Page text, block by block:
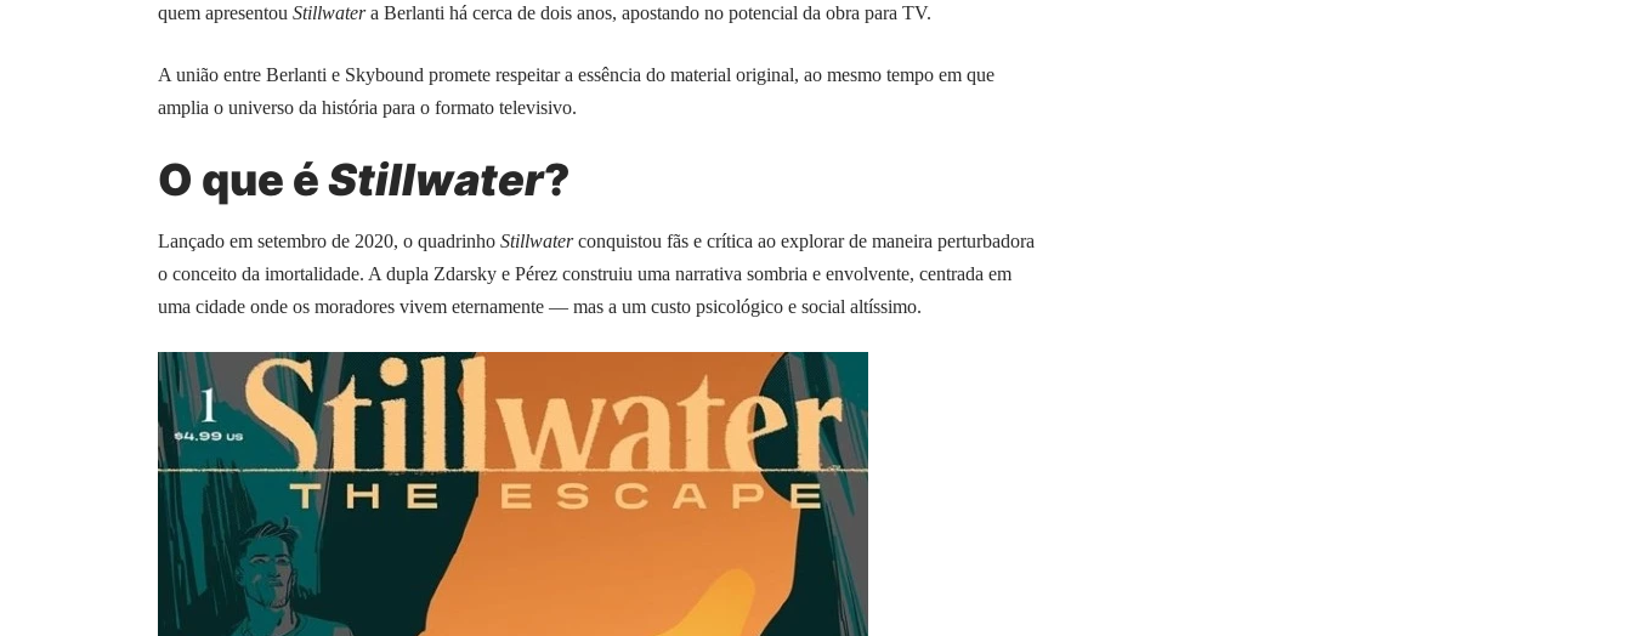
quem apresentou Stillwatera Berlanti há cerca de dois anos, apostando no potencial da obra para TV.
A união entre Berlanti e Skybound promete respeitar a essência do material original, ao mesmo tempo em que
amplia o universo da história para o formato televisivo.
O que éStillwater?
Lançado em setembro de 2020, o quadrinho Stillwaterconquistou fãs e crítica ao explorar de maneira perturbadora
o conceito da imortalidade. A dupla Zdarsky e Pérez construiu uma narrativa sombria e envolvente, centrada em
uma cidade onde os moradores vivem eternamente — mas a um custo psicológico e social altíssimo.